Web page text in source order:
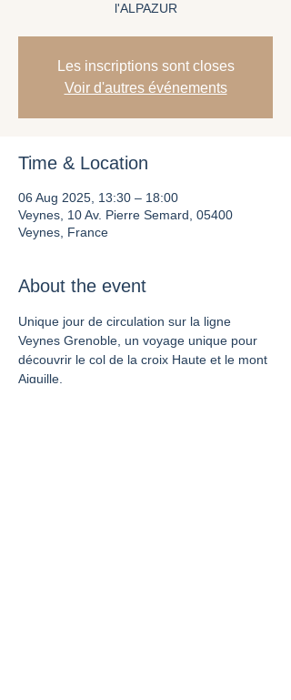
l'ALPAZUR
Les inscriptions sont closes
Voir d'autres événements
Time & Location
06 Aug 2025, 13:30 – 18:00
Veynes, 10 Av. Pierre Semard, 05400
Veynes, France
About the event
Unique jour de circulation sur la ligne
Veynes Grenoble, un voyage unique pour
découvrir le col de la croix Haute et le mont
Aiguille.